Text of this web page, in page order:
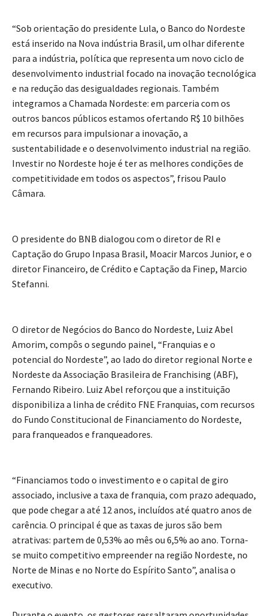
“Sob orientação do presidente Lula, o Banco do Nordeste
está inserido na Nova indústria Brasil, um olhar diferente
para a indústria, política que representa um novo ciclo de
desenvolvimento industrial focado na inovação tecnológica
e na redução das desigualdades regionais. Também
integramos a Chamada Nordeste: em parceria com os
outros bancos públicos estamos ofertando R$ 10 bilhões
em recursos para impulsionar a inovação, a
sustentabilidade e o desenvolvimento industrial na região.
Investir no Nordeste hoje é ter as melhores condições de
competitividade em todos os aspectos”, frisou Paulo
Câmara.
O presidente do BNB dialogou com o diretor de RI e
Captação do Grupo Inpasa Brasil, Moacir Marcos Junior, e o
diretor Financeiro, de Crédito e Captação da Finep, Marcio
Stefanni.
O diretor de Negócios do Banco do Nordeste, Luiz Abel
Amorim, compôs o segundo painel, “Franquias e o
potencial do Nordeste”, ao lado do diretor regional Norte e
Nordeste da Associação Brasileira de Franchising (ABF),
Fernando Ribeiro. Luiz Abel reforçou que a instituição
disponibiliza a linha de crédito FNE Franquias, com recursos
do Fundo Constitucional de Financiamento do Nordeste,
para franqueados e franqueadores.
“Financiamos todo o investimento e o capital de giro
associado, inclusive a taxa de franquia, com prazo adequado,
que pode chegar a até 12 anos, incluídos até quatro anos de
carência. O principal é que as taxas de juros são bem
atrativas: partem de 0,53% ao mês ou 6,5% ao ano. Torna-
se muito competitivo empreender na região Nordeste, no
Norte de Minas e no Norte do Espírito Santo”, analisa o
executivo.